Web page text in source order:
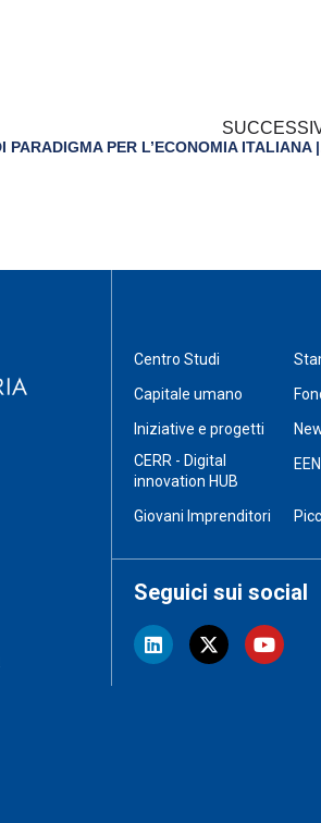
Centro Studi
Capitale umano
Iniziative e progetti
CERR - Digital
innovation HUB
EEN
Giovani Imprenditori
Seguici sui social